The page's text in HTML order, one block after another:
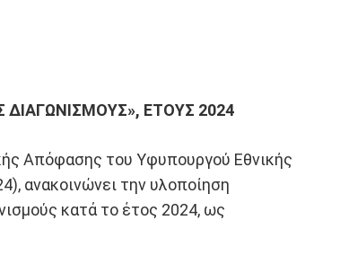
ΕΤΟΥΣ 2024
Απόφασης του Υφυπουργού Εθνικής
ανακοινώνει την υλοποίηση
κατά το έτος 2024, ως